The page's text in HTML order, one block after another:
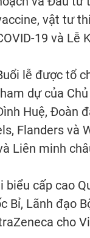
vật tư
19 và Lễ
lễ được tổ
dự của
Huệ, Đoàn
Flanders và
Liên minh
cấp cao
Lãnh đạo
cho